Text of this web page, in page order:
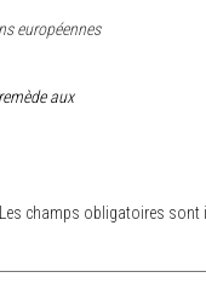
européennes
aux
Les champs obligatoires sont